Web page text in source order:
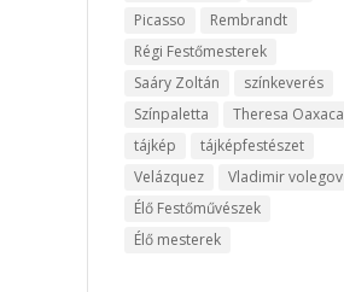
Picasso
Rembrandt
Régi Festőmesterek
Saáry Zoltán
színkeverés
Színpaletta
Theresa Oaxaca
tájkép
tájképfestészet
Velázquez
Vladimir volegov
Élő Festőművészek
Élő mesterek